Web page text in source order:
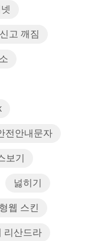
신고 깨짐
전안내문자
보기
넗히기
웹 스킨
리산드라